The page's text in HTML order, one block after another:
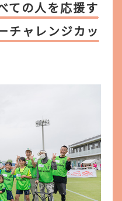
ての人を応援す
チャレンジカッ